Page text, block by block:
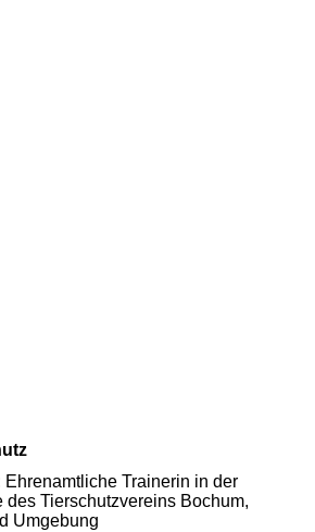
Ehrenamtliche Trainerin in der
des Tierschutzvereins Bochum,
Umgebung